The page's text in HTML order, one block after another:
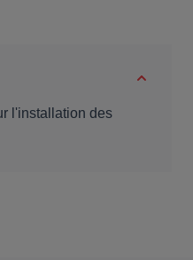
l'installation des